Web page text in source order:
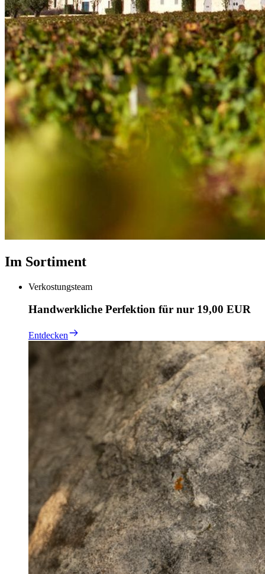
Im Sortiment
Verkostungsteam
Handwerkliche Perfektion für nur 19,00 EUR
Entdecken